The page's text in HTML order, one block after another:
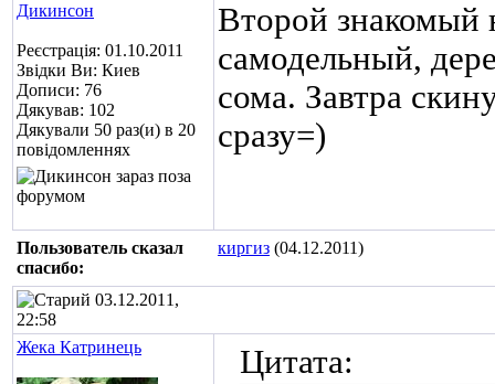
Дикинсон
Реєстрація: 01.10.2011
Звідки Ви: Киев
Дописи: 76
Дякував: 102
Дякували 50 раз(и) в 20
повідомленнях
Второй знакомый
самодельный,
сома. Завтра
сразу=)
Пользователь сказал
cпасибо:
киргиз (04.12.2011)
03.12.2011,
22:58
Жека Катринець
Цитата: